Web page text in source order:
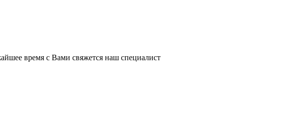
время с Вами свяжется наш специалист